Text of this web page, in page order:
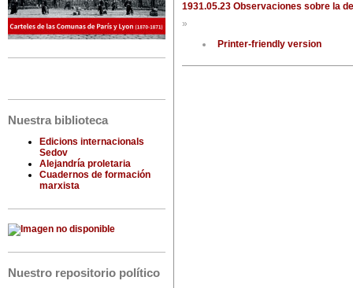
Nuestra biblioteca
Edicions internacionals
Sedov
Alejandría proletaria
Cuadernos de formación
marxista
Nuestro repositorio político
1931.05.23 Observaciones sobre la
»
Printer-friendly version